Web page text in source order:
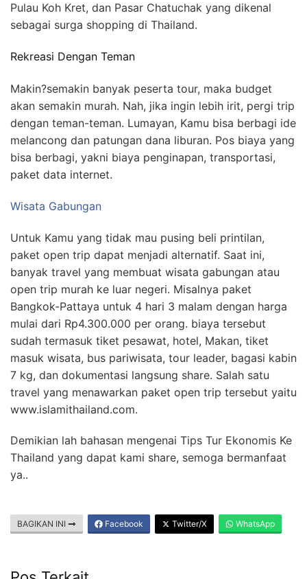
Pulau Koh Kret, dan Pasar Chatuchak yang dikenal
sebagai surga shopping di Thailand.
Rekreasi Dengan Teman
Makin?semakin banyak peserta tour, maka budget
akan semakin murah. Nah, jika ingin lebih irit, pergi trip
dengan teman-teman. Lumayan, Kamu bisa berbagi ide
melancong dan patungan dana liburan. Pos biaya yang
bisa berbagi, yakni biaya penginapan, transportasi,
paket data internet.
Wisata Gabungan
Untuk Kamu yang tidak mau pusing beli printilan,
paket open trip dapat menjadi alternatif. Saat ini,
banyak travel yang membuat wisata gabungan atau
open trip murah ke luar negeri. Misalnya paket
Bangkok-Pattaya untuk 4 hari 3 malam dengan harga
mulai dari Rp4.300.000 per orang. biaya tersebut
sudah termasuk tiket pesawat, hotel, Makan, tiket
masuk wisata, bus pariwisata, tour leader, bagasi kabin
7 kg, dan dokumentasi langsung share. Salah satu
travel yang menawarkan paket open trip tersebut yaitu
www.islamithailand.com.
Demikian lah bahasan mengenai Tips Tur Ekonomis Ke
Thailand yang dapat kami share, semoga bermanfaat
ya..
BAGIKAN INI Facebook Twitter/X WhatsApp